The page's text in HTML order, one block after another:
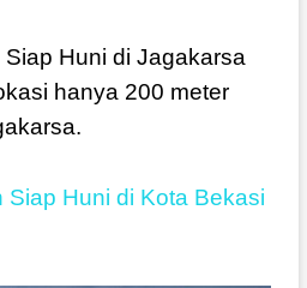
Huni di Jagakarsa
hanya 200 meter
Siap Huni di Kota Bekasi